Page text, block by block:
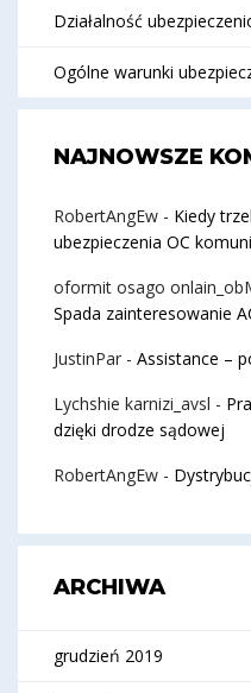
Działalność
Ogólne warunki
NAJNOWSZE
RobertAngEw - Kiedy
ubezpieczenia OC
oformit osago
Spada zainteresowanie
JustinPar - Assistance –
Lychshie karnizi_avsl -
dzięki drodze sądowej
RobertAngEw -
ARCHIWA
grudzień 2019